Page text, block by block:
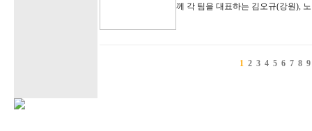
께 각 팀을 대표하는 김오규(강원),
1 2 3 4 5 6 7 8 9